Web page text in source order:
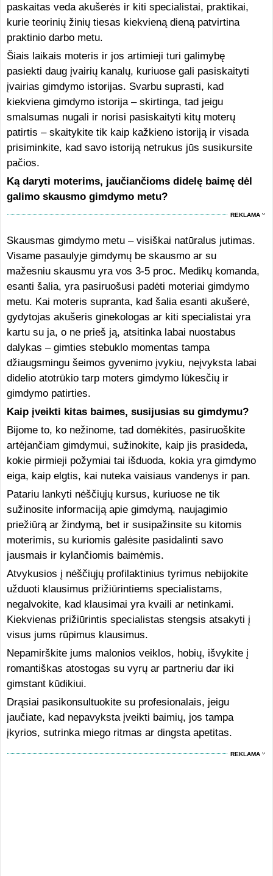
paskaitas veda akušerės ir kiti specialistai, praktikai,
kurie teorinių žinių tiesas kiekvieną dieną patvirtina
praktinio darbo metu.
Šiais laikais moteris ir jos artimieji turi galimybę
pasiekti daug įvairių kanalų, kuriuose gali pasiskaityti
įvairias gimdymo istorijas. Svarbu suprasti, kad
kiekviena gimdymo istorija – skirtinga, tad jeigu
smalsumas nugali ir norisi pasiskaityti kitų moterų
patirtis – skaitykite tik kaip kažkieno istoriją ir visada
prisiminkite, kad savo istoriją netrukus jūs susikursite
pačios.
Ką daryti moterims, jaučiančioms didelę baimę dėl
galimo skausmo gimdymo metu?
REKLAMA
Skausmas gimdymo metu – visiškai natūralus jutimas.
Visame pasaulyje gimdymų be skausmo ar su
mažesniu skausmu yra vos 3-5 proc. Medikų komanda,
esanti šalia, yra pasiruošusi padėti moteriai gimdymo
metu. Kai moteris supranta, kad šalia esanti akušerė,
gydytojas akušeris ginekologas ar kiti specialistai yra
kartu su ja, o ne prieš ją, atsitinka labai nuostabus
dalykas – gimties stebuklo momentas tampa
džiaugsmingu šeimos gyvenimo įvykiu, neįvyksta labai
didelio atotrūkio tarp moters gimdymo lūkesčių ir
gimdymo patirties.
Kaip įveikti kitas baimes, susijusias su gimdymu?
Bijome to, ko nežinome, tad domėkitės, pasiruoškite
artėjančiam gimdymui, sužinokite, kaip jis prasideda,
kokie pirmieji požymiai tai išduoda, kokia yra gimdymo
eiga, kaip elgtis, kai nuteka vaisiaus vandenys ir pan.
Patariu lankyti nėščiųjų kursus, kuriuose ne tik
sužinosite informaciją apie gimdymą, naujagimio
priežiūrą ar žindymą, bet ir susipažinsite su kitomis
moterimis, su kuriomis galėsite pasidalinti savo
jausmais ir kylančiomis baimėmis.
Atvykusios į nėščiųjų profilaktinius tyrimus nebijokite
užduoti klausimus prižiūrintiems specialistams,
negalvokite, kad klausimai yra kvaili ar netinkami.
Kiekvienas prižiūrintis specialistas stengsis atsakyti į
visus jums rūpimus klausimus.
Nepamirškite jums malonios veiklos, hobių, išvykite į
romantiškas atostogas su vyrų ar partneriu dar iki
gimstant kūdikiui.
Drąsiai pasikonsultuokite su profesionalais, jeigu
jaučiate, kad nepavyksta įveikti baimių, jos tampa
įkyrios, sutrinka miego ritmas ar dingsta apetitas.
REKLAMA